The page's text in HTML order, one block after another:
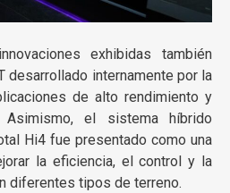
exhibidas también
desarrollado internamente por la
de alto rendimiento y
Asimismo, el sistema híbrido
Hi4 fue presentado como una
la eficiencia, el control y la
diferentes tipos de terreno.